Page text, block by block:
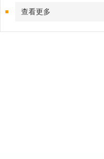
查看更多